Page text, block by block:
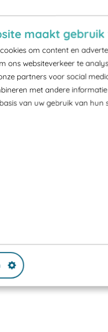
maakt
om content en
ons websiteverkeer te
partners voor social
met andere
van uw gebruik van hun